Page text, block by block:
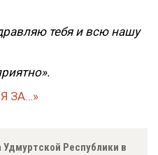
тебя и всю нашу
ЗА…»
Удмуртской Республики в